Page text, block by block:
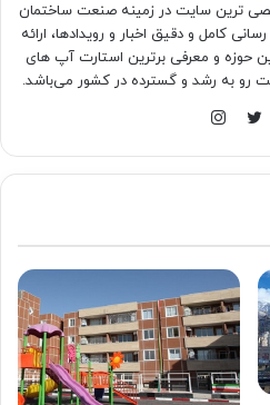
ترین سایت در زمینه صنعت ساختمان
کامل و دقیق اخبار و رویدادها، ارائه
حوزه و معرفی برترین استارت آپ های
رو به رشد و گسترده در کشور می‌باشد.